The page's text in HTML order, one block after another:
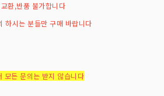
교환,반품 불가합니다
하시는 분들만 구매 바랍니다
모든 문의는 받지 않습니다